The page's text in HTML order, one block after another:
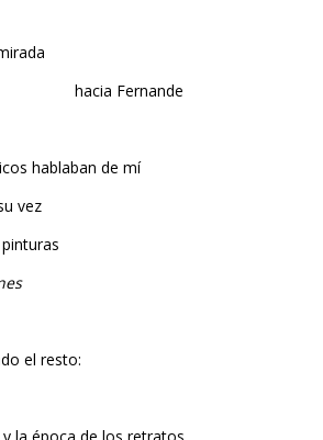
hacia Fernande
hablaban de mí
vez
el resto: